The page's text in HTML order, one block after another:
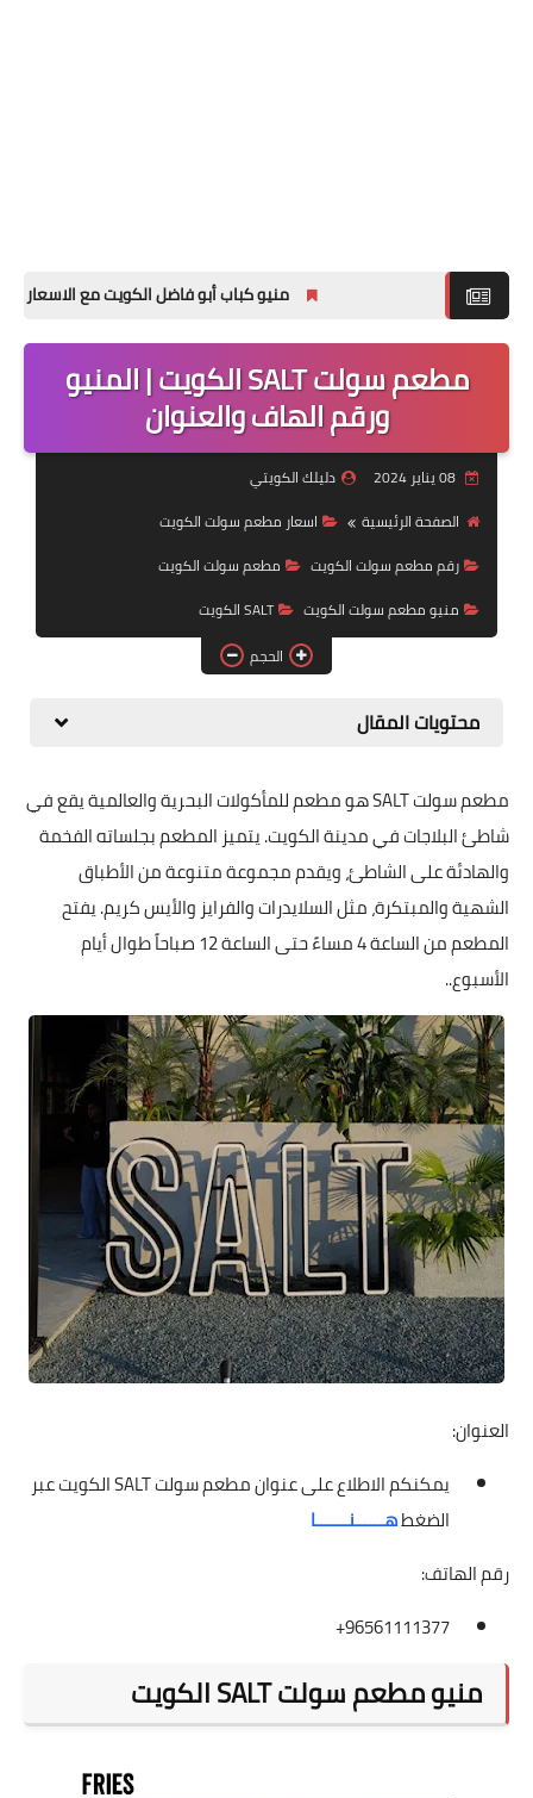
منيو كباب أبو فاضل الكويت مع الاسعار لجميع الفروع
مطعم سولت SALT الكويت | المنيو
ورقم الهاف والعنوان
08 يناير 2024
دليلك الكويتي
الصفحة الرئيسية
اسعار مطعم سولت الكويت
رقم مطعم سولت الكويت
مطعم سولت الكويت
منيو مطعم سولت الكويت
SALT الكويت
الحجم
محتويات المقال
مطعم سولت SALT هو مطعم للمأكولات البحرية والعالمية يقع في
شاطئ البلاجات في مدينة الكويت. يتميز المطعم بجلساته الفخمة
والهادئة على الشاطئ، ويقدم مجموعة متنوعة من الأطباق
الشهية والمبتكرة، مثل السلايدرات والفرايز والأيس كريم. يفتح
المطعم من الساعة 4 مساءً حتى الساعة 12 صباحاً طوال أيام
الأسبوع..
العنوان:
يمكنكم الاطلاع على عنوان مطعم سولت SALT الكويت عبر
الضغطهــــــنـــــــا
رقم الهاتف:
96561111377+
منيو مطعم سولت SALT الكويت